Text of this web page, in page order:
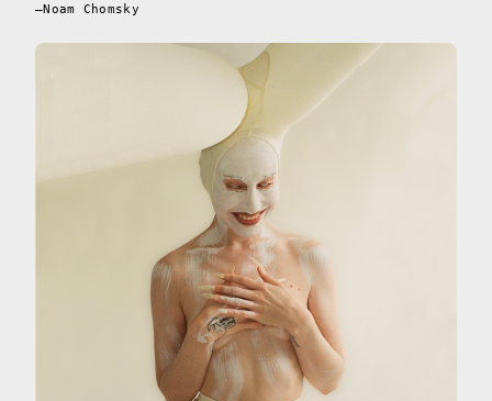
–Noam Chomsky